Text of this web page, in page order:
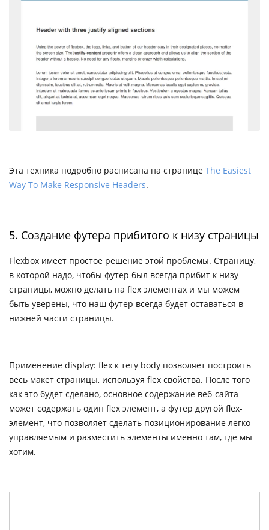
Эта техника подробно расписана на странице The Easiest
Way To Make Responsive Headers.
5. Создание футера прибитого к низу страницы
Flexbox имеет простое решение этой проблемы. Страницу,
в которой надо, чтобы футер был всегда прибит к низу
страницы, можно делать на flex элементах и мы можем
быть уверены, что наш футер всегда будет оставаться в
нижней части страницы.
Применение display: flex к тегу body позволяет построить
весь макет страницы, используя flex свойства. После того
как это будет сделано, основное содержание веб-сайта
может содержать один flex элемент, а футер другой flex-
элемент, что позволяет сделать позиционирование легко
управляемым и разместить элементы именно там, где мы
хотим.